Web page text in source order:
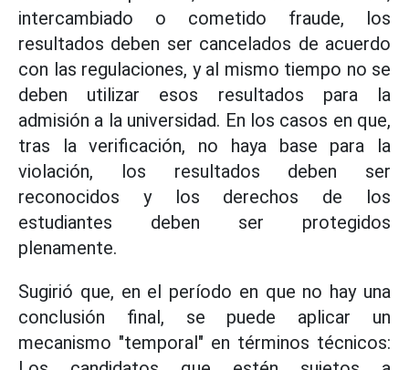
intercambiado o cometido fraude, los
resultados deben ser cancelados de acuerdo
con las regulaciones, y al mismo tiempo no se
deben utilizar esos resultados para la
admisión a la universidad. En los casos en que,
tras la verificación, no haya base para la
violación, los resultados deben ser
reconocidos y los derechos de los
estudiantes deben ser protegidos
plenamente.
Sugirió que, en el período en que no hay una
conclusión final, se puede aplicar un
mecanismo "temporal" en términos técnicos: